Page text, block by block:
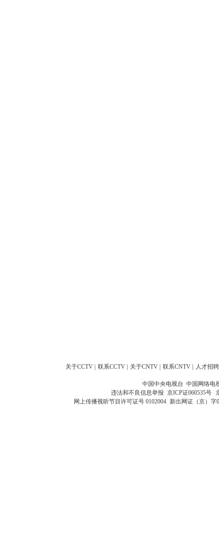
关于CCTV 联系CCTV 关于CNTV 联系CNTV 人才招聘
中国中央电视台 中国网络电
违法和不良信息举报 京ICP证060535号
网上传播视听节目许可证号 0102004 新出网证（京）